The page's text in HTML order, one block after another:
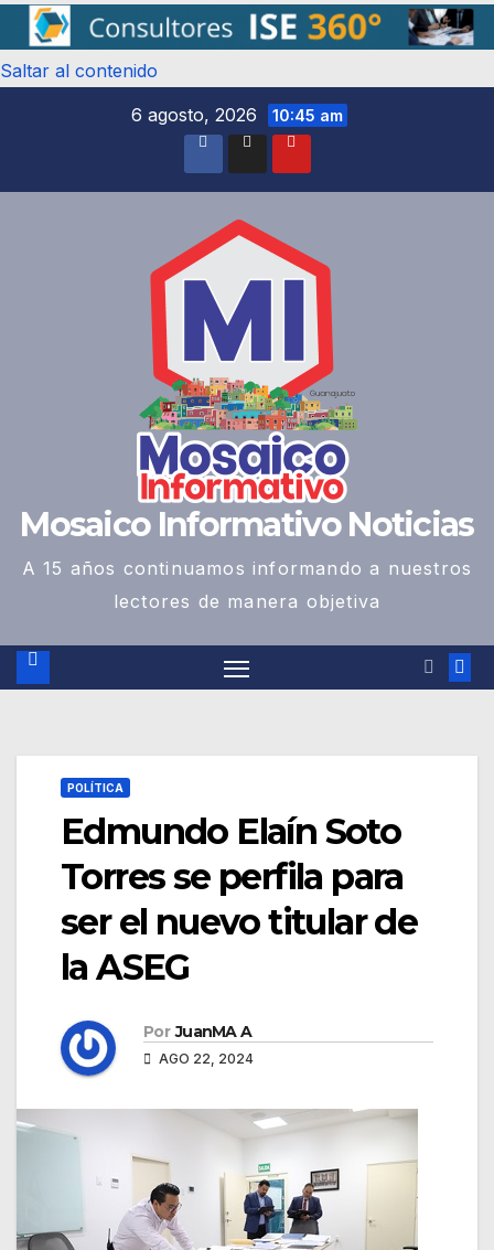
Saltar al contenido
6 agosto, 2026
10:45 am
Mosaico Informativo Noticias
A 15 años continuamos informando a nuestros
lectores de manera objetiva
POLÍTICA
Edmundo Elaín Soto
Torres se perfila para
ser el nuevo titular de
la ASEG
Por JuanMA A
AGO 22, 2024